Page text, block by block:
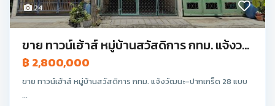
24
ขาย ทาวน์เฮ้าส์ หมู่บ้านสวัสดิการ กทม. แจ้งว...
฿ 2,800,000
ขาย ทาวน์เฮ้าส์ หมู่บ้านสวัสดิการ กทม. แจ้งวัฒนะ–ปากเกร็ด 28 แบบ
...